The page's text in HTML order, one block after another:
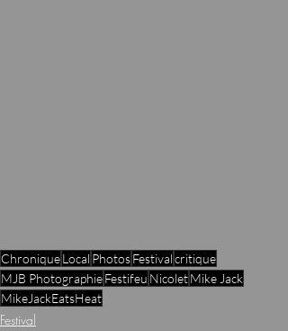
ChroniqueLocal PhotosFestivalcritique
MJB PhotographieFestifeu NicoletMike Jack
MikeJackEatsHeat
Festival